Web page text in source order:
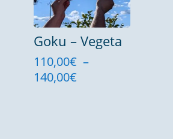
Goku – Vegeta
110,00€ –
140,00€Plage